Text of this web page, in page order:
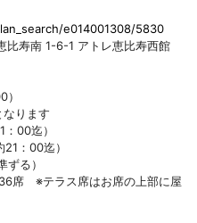
e014001308/5830
比寿南 1-6-1 アトレ恵比寿西館
ります
00迄）
：00迄）
ずる）
席 ※テラス席はお席の上部に屋